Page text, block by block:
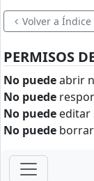
Volver a
PERMISOS
No puedeabrir
No puede
No puede editar
No puede